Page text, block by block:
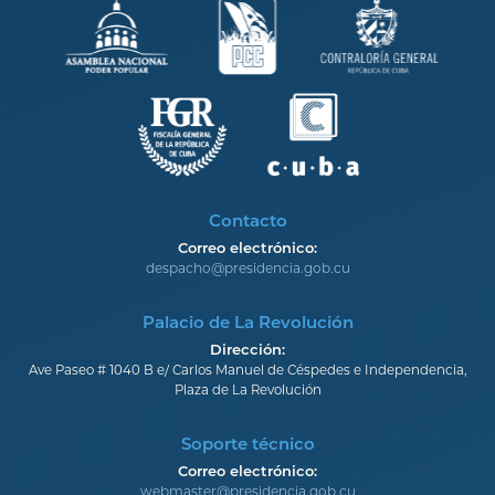
Contacto
Correo electrónico:
despacho@presidencia.gob.cu
Palacio de La Revolución
Dirección:
Ave Paseo # 1040 B e/ Carlos Manuel de Céspedes e Independencia,
Plaza de La Revolución
Soporte técnico
Correo electrónico:
webmaster@presidencia.gob.cu